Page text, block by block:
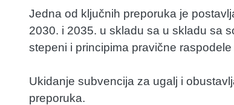
Jedna od ključnih preporuka je
2030. i 2035. u skladu sa u skladu sa
stepeni i principima pravične
Ukidanje subvencija za ugalj i
preporuka.